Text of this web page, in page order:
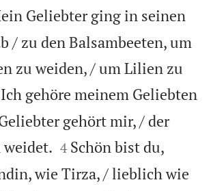
Geliebter ging in seinen
/ zu den Balsambeeten, um
zu weiden, / um Lilien zu
Ich gehöre meinem Geliebten
gehört mir, / der


4 Schön bist du,
wie Tirza, / lieblich wie